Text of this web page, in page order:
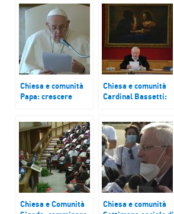
Chiesa e comunità
Papa: crescere
Casa Bianca
Chiesa e comunità
Cardinal Bassetti:
Chiesa e Comunità
Chiesa e comunità